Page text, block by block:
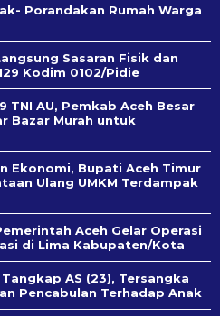
Porandakan Rumah Warga
Sasaran Fisik dan
Kodim 0102/Pidie
TNI AU, Pemkab Aceh Besar
Bazar Murah untuk
Ekonomi, Bupati Aceh Timur
Ulang UMKM Terdampak
Aceh Gelar Operasi
di Lima Kabupaten/Kota
AS (23), Tersangka
Pencabulan Terhadap Anak